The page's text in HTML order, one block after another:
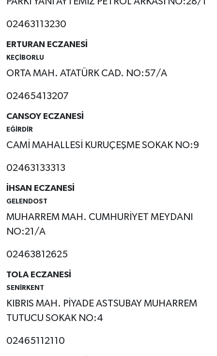
02463113230
ERTURAN ECZANESİ
KEÇİBORLU
ORTA MAH. ATATÜRK CAD. NO:57/A
02465413207
CANSOY ECZANESİ
EĞİRDİR
CAMİ MAHALLESİ KURUÇEŞME SOKAK NO:9
02463133313
İHSAN ECZANESİ
GELENDOST
MUHARREM MAH. CUMHURİYET MEYDANI
NO:21/A
02463812625
TOLA ECZANESİ
SENİRKENT
KIBRIS MAH. PİYADE ASTSUBAY MUHARREM
TUTUCU SOKAK NO:4
02465112110
Künye